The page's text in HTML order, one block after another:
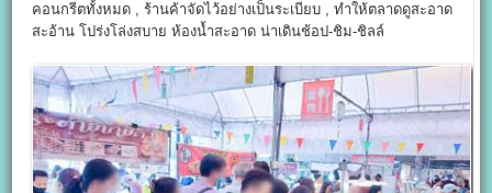
คอนกรีตทั้งหมด , ร้านค้าจัดไว้อย่างเป็นระเบียบ , ทำให้ตลาดดูสะอาด
สะอ้าน โปร่งโล่งสบาย ห้องน้ำสะอาด น่าเดินช้อป-ชิม-ชิลล์